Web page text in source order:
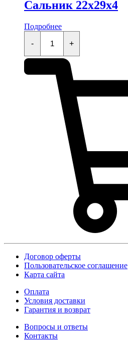
Сальник 22x29x4
Подробнее
-
22x29x4 +
Договор оферты
Пользовательское соглашение
Карта сайта
Оплата
Условия доставки
Гарантия и возврат
Вопросы и ответы
Контакты